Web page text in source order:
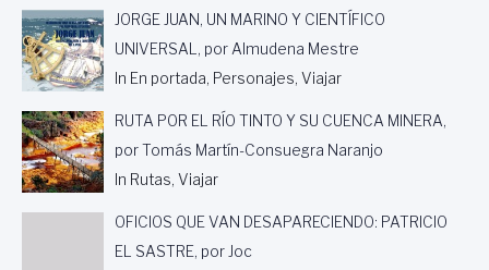
JORGE JUAN, UN MARINO Y CIENTÍFICO
UNIVERSAL, por Almudena Mestre
In En portada, Personajes, Viajar
RUTA POR EL RÍO TINTO Y SU CUENCA MINERA,
por Tomás Martín-Consuegra Naranjo
In Rutas, Viajar
OFICIOS QUE VAN DESAPARECIENDO: PATRICIO
EL SASTRE, por Joc